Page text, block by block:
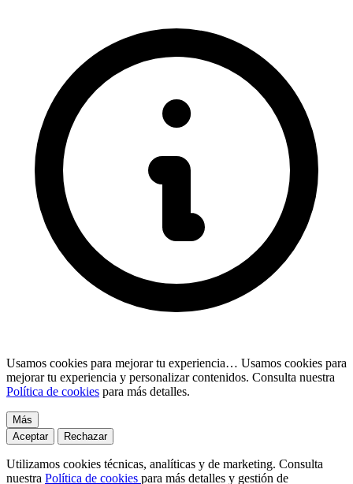
Usamos cookies para mejorar tu experiencia… Usamos cookies para
mejorar tu experiencia y personalizar contenidos. Consulta nuestra
Política de cookies para más detalles.
Más
Aceptar
Rechazar
Utilizamos cookies técnicas, analíticas y de marketing. Consulta
nuestra Política de cookies para más detalles y gestión de